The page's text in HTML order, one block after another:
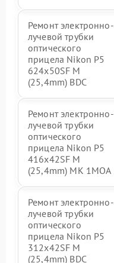
Ремонт электронно-
лучевой трубки
оптического
прицела Nikon P5
624x50SF M
(25,4mm) BDC
Ремонт электронно-
лучевой трубки
оптического
прицела Nikon P5
416x42SF M
(25,4mm) MK 1MOA
Ремонт электронно-
лучевой трубки
оптического
прицела Nikon P5
312x42SF M
(25,4mm) BDC